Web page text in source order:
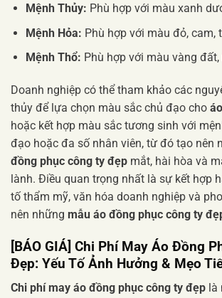
Mệnh Thủy: Phù hợp với màu xanh
Mệnh Hỏa: Phù hợp với màu đỏ, cam,
Mệnh Thổ: Phù hợp với màu vàng đất,
Doanh nghiệp có thể tham khảo các
thủy để lựa chọn màu sắc chủ đạo cho
hoặc kết hợp màu sắc tương sinh với
đạo hoặc đa số nhân viên, từ đó tạo nên
đồng phục công ty đẹp mắt, hài hòa và
lành. Điều quan trọng nhất là sự kết hợp
tố thẩm mỹ, văn hóa doanh nghiệp và
nên những mẫu áo đồng phục công ty
[BÁO GIÁ] Chi Phí May Áo Đồng
Đẹp: Yếu Tố Ảnh Hưởng & Mẹo
Chi phí may áo đồng phục công ty đẹp